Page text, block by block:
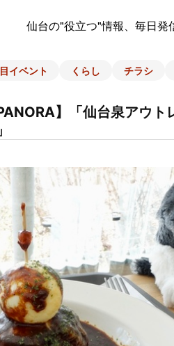
仙台の"役立つ"情報、毎日発
イベント くらし チラシ
】「仙台泉アウト